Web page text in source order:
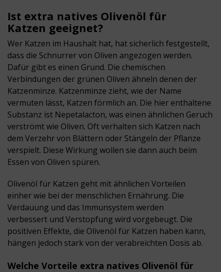
Ist extra natives Olivenöl für
Katzen geeignet?
Wer Katzen im Haushalt hat, hat sicherlich festgestellt,
dass die Schnurrer von Oliven angezogen werden.
Dafür gibt es einen Grund. Die chemischen
Verbindungen der grünen Oliven ähneln denen der
Katzenminze. Katzenminze zieht, wie der Name
vermuten lässt, Katzen förmlich an. Die hier enthaltene
Substanz ist Nepetalacton, was einen ähnlichen Geruch
verströmt wie Oliven. Oft verhalten sich Katzen nach
dem Verzehr von Blättern oder Stängeln der Pflanze
verspielt. Diese Wirkung wollen sie dann auch beim
Essen von Oliven spüren.
Olivenöl für Katzen geht mit ähnlichen Vorteilen
einher wie bei der menschlichen Ernährung. Die
Verdauung und das Immunsystem werden
verbessert und Verstopfung wird vorgebeugt. Die
positiven Effekte, die Olivenöl für Katzen haben kann,
hängen jedoch stark von der verabreichten Dosis ab.
Welche Vorteile extra natives Olivenöl für